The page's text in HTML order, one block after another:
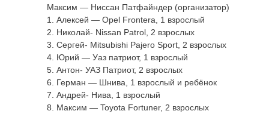
Максим — Ниссан Патфайндер (организатор)
1. Алексей — Opel Frontera, 1 взрослый
2. Николай- Nissan Patrol, 2 взрослых
3. Сергей- Mitsubishi Pajero Sport, 2 взрослых
4. Юрий — Уаз патриот, 1 взрослый
5. Антон- УАЗ Патриот, 2 взрослых
6. Герман — Шнива, 1 взрослый и ребёнок
7. Андрей- Нива, 1 взрослый
8. Максим — Toyota Fortuner, 2 взрослых